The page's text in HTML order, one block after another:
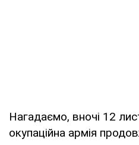
Нагадаємо, вночі 12
окупаційна армія